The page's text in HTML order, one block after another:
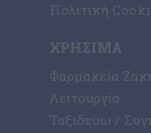
Πολιτική
ΧΡΉΣΙΜΑ
Φαρμακεία
Λειτουργία
Ταξιδεύω /